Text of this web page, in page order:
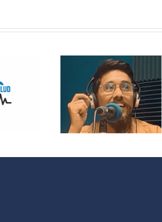
que
y
¿Quieres
participar en
OMC Radio?